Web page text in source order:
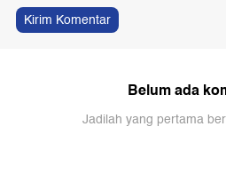
Kirim Komentar
Belum ada
Jadilah yang pertama